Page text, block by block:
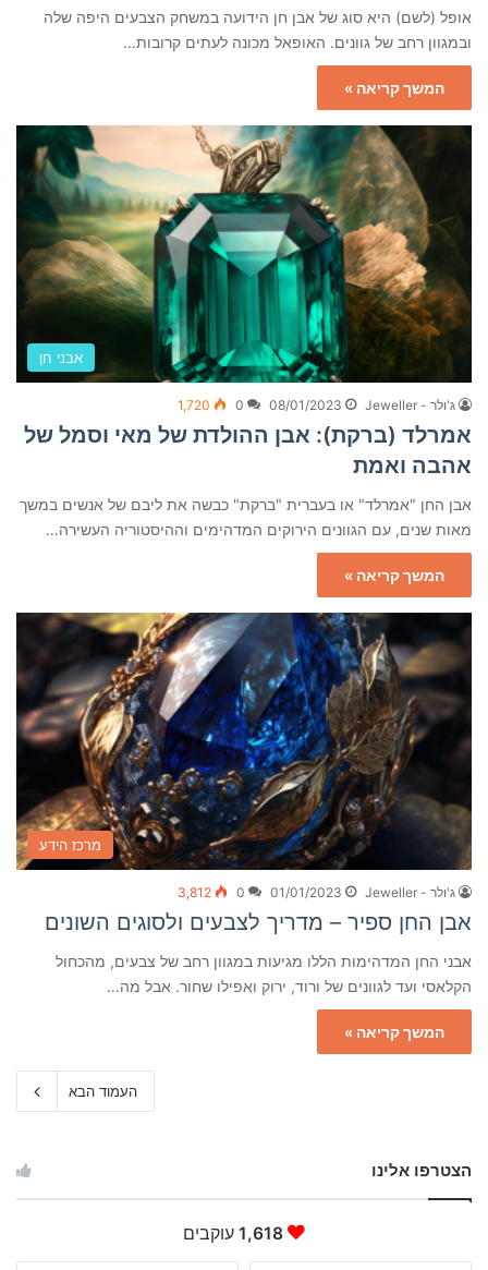
אופל (לשם) היא סוג של אבן חן הידועה במשחק הצבעים היפה שלה
ובמגוון רחב של גוונים. האופאל מכונה לעתים קרובות…
המשך קריאה »
אבני חן
ג'ולר - Jeweller 08/01/2023
0
1,720
אמרלד (ברקת): אבן ההולדת של מאי וסמל של
אהבה ואמת
אבן החן "אמרלד" או בעברית "ברקת" כבשה את ליבם של אנשים במשך
מאות שנים, עם הגוונים הירוקים המדהימים וההיסטוריה העשירה…
המשך קריאה »
מרכז הידע
ג'ולר - Jeweller 01/01/2023
0
3,812
אבן החן ספיר – מדריך לצבעים ולסוגים השונים
אבני החן המדהימות הללו מגיעות במגוון רחב של צבעים, מהכחול
הקלאסי ועד לגוונים של ורוד, ירוק ואפילו שחור. אבל מה…
המשך קריאה »
העמוד הבא
הצטרפו אלינו
1,618 עוקבים